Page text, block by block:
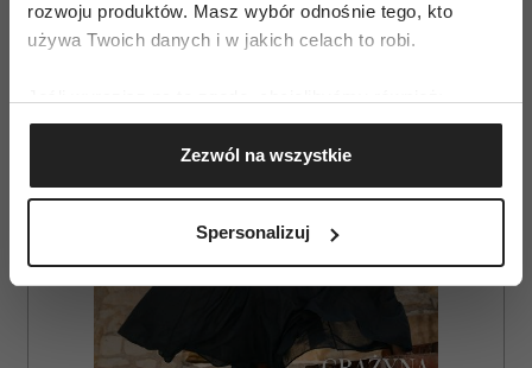
rozwoju produktów. Masz wybór odnośnie tego, kto
używa Twoich danych i w jakich celach to robi.
Gromadzić dane dotyczące Twojej lokalizacji
geograficznej z dokładnością nawet do kilku metrów
Identyfikować Twoje urządzenie, aktywnie
(fingerprinting, czyli wirtualny odcisk palca)
dane są przetwarzane oraz ustaw własne preferencje w
sekcji szczegółów
. W Deklaracji plików cookie możesz
zmienić lub wycofać swoją zgodę w dowolnej chwili.
Zezwól na wszystkie
Spersonalizuj